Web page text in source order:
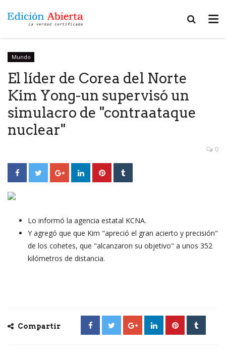
Mundo
El líder de Corea del Norte
Kim Yong-un supervisó un
simulacro de "contraataque
nuclear"
0
Lo informó la agencia estatal KCNA.
Y agregó que que Kim "apreció el gran acierto y precisión"
de los cohetes, que "alcanzaron su objetivo" a unos 352
kilómetros de distancia.
Compartir